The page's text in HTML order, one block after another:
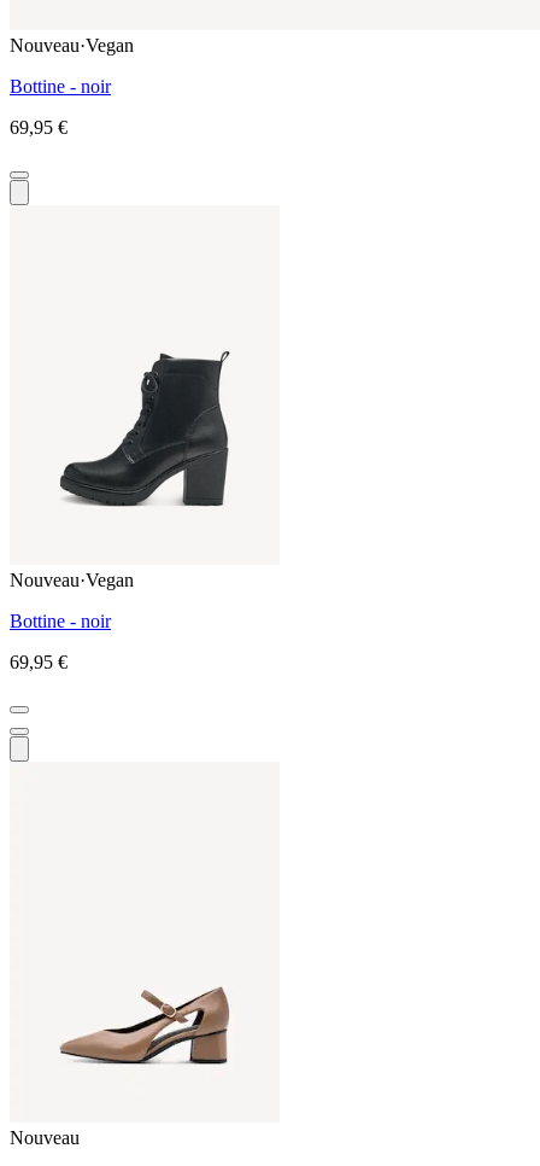
Nouveau·Vegan
Bottine - noir
69,95 €
Nouveau·Vegan
Bottine - noir
69,95 €
Nouveau